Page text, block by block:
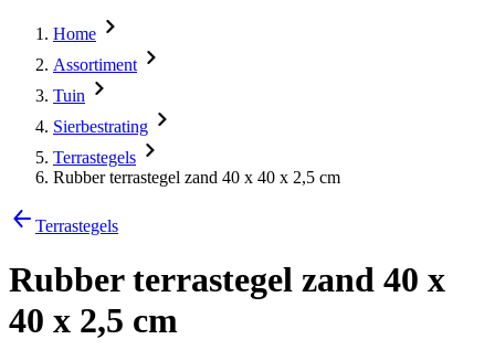
Home
Assortiment
Tuin
Sierbestrating
Terrastegels
Rubber terrastegel zand 40 x 40 x 2,5 cm
Terrastegels
Rubber terrastegel zand 40 x
40 x 2,5 cm